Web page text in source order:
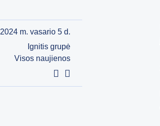
2024 m. vasario 5 d.
Ignitis grupė
Visos naujienos